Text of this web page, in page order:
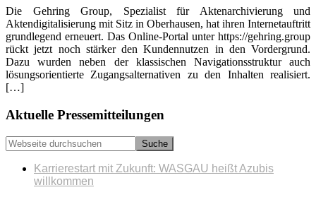
Die Gehring Group, Spezialist für Aktenarchivierung und
Aktendigitalisierung mit Sitz in Oberhausen, hat ihren Internetauftritt
grundlegend erneuert. Das Online-Portal unter https://gehring.group
rückt jetzt noch stärker den Kundennutzen in den Vordergrund.
Dazu wurden neben der klassischen Navigationsstruktur auch
lösungsorientierte Zugangsalternativen zu den Inhalten realisiert.
[…]
Seitenspalte
Aktuelle Pressemitteilungen
Webseite
durchsuchen
Karrierestart mit Zukunft: WASGAU heißt Azubis
willkommen